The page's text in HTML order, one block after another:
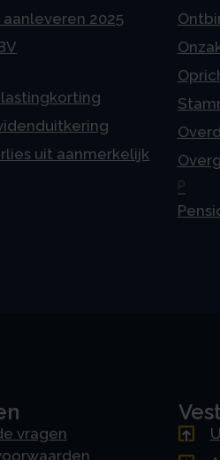
2025
uit aanmerkelijk
P
vragen